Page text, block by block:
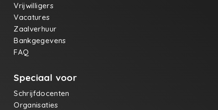
Vrijwilligers
Vacatures
Zaalverhuur
Bankgegevens
FAQ
Speciaal voor
Schrijfdocenten
Organisaties